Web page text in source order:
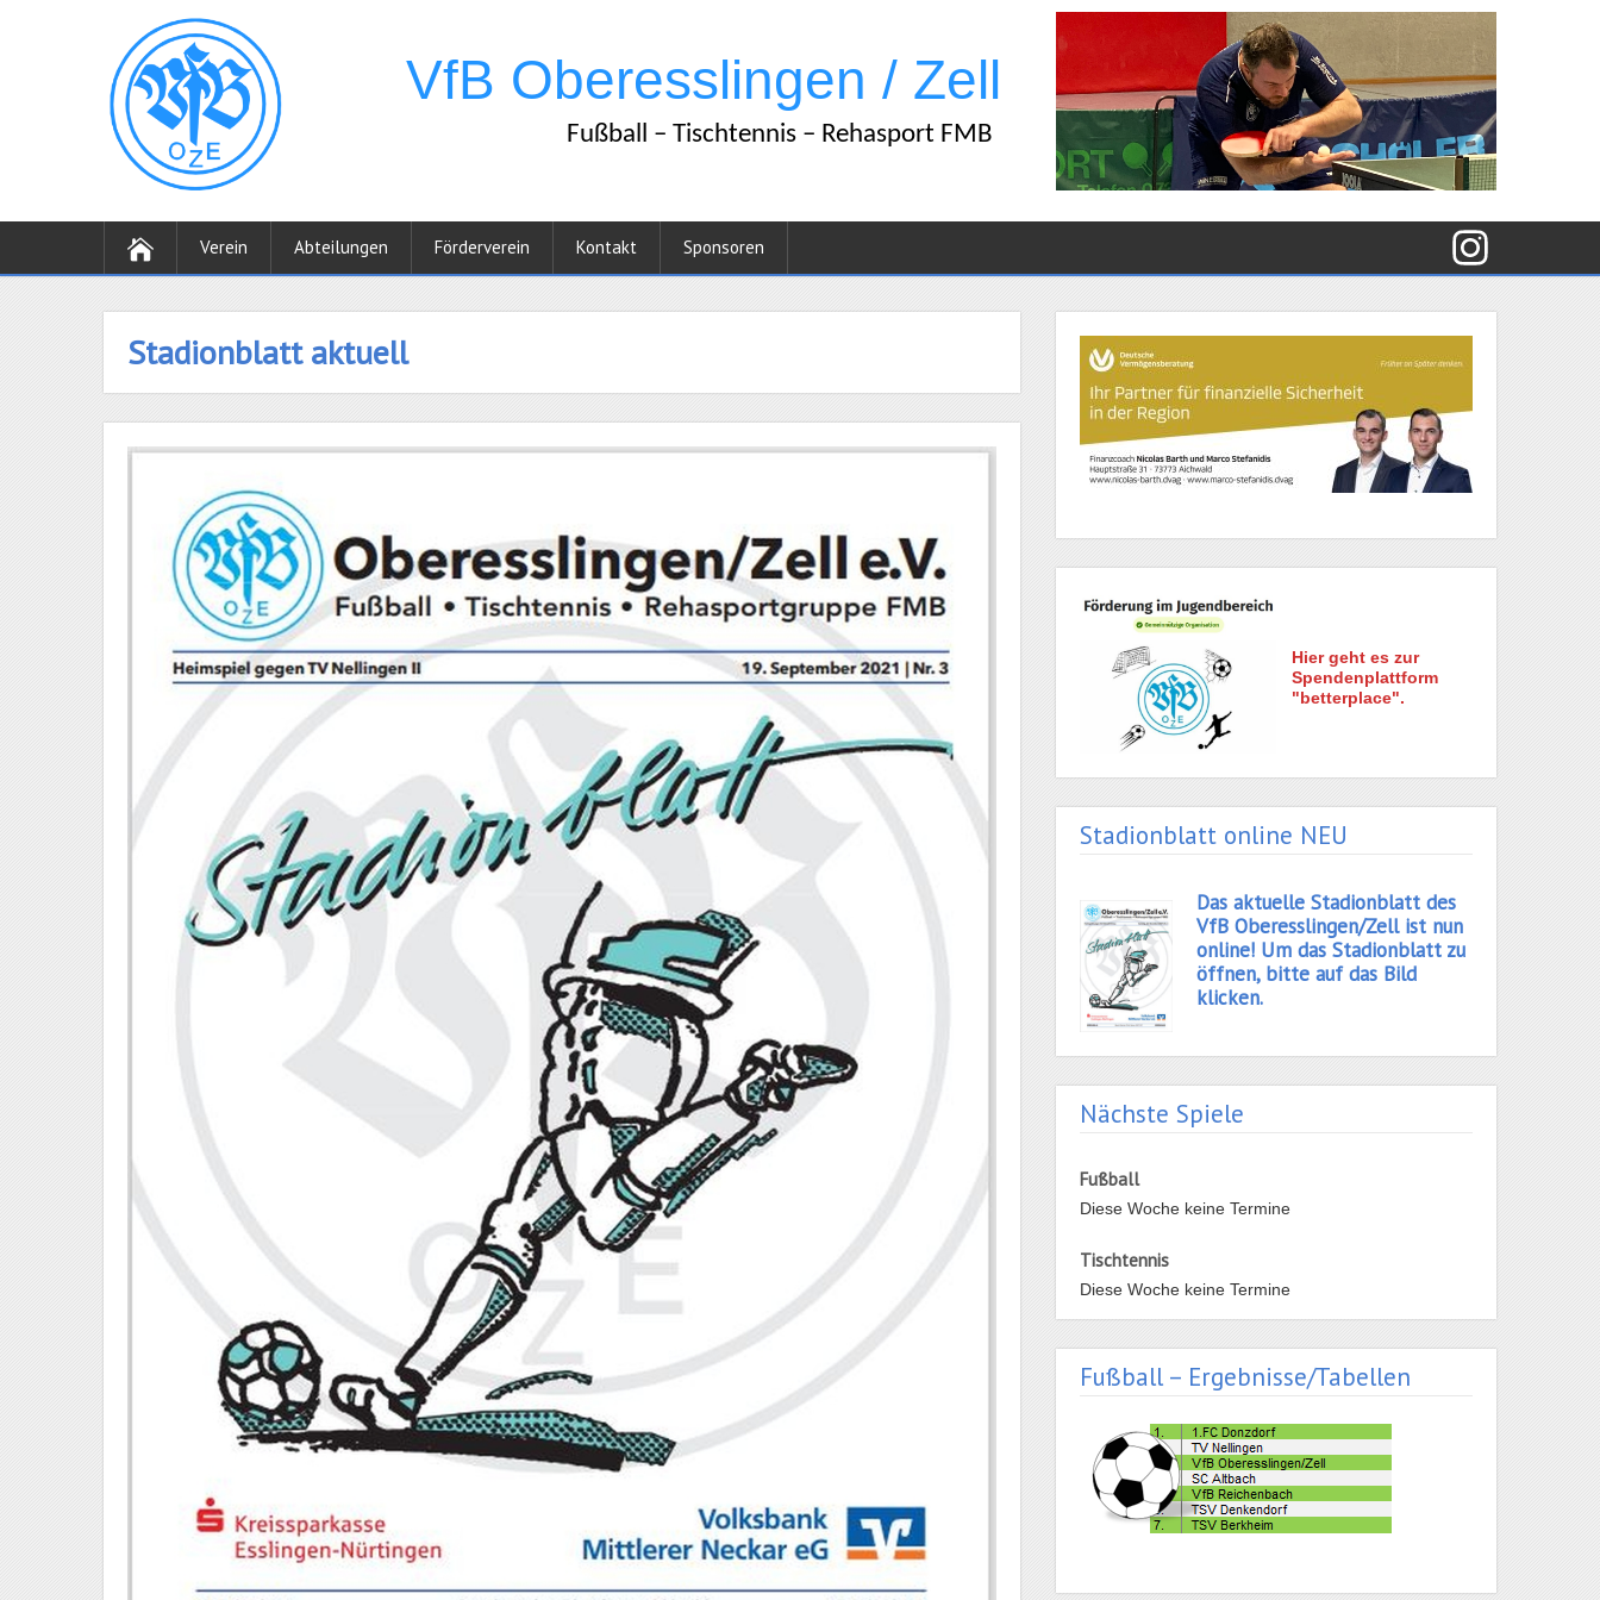
Verein Abteilungen Förderverein Kontakt Sponsoren
Stadionblatt aktuell
Hier geht es zur
Spendenplattform
"betterplace".
Stadionblatt online NEU
Das aktuelle Stadionblatt des
VfB Oberesslingen/Zell ist nun
online! Um das Stadionblatt zu
öffnen, bitte auf das Bild
klicken.
Nächste Spiele
Fußball
Diese Woche keine Termine
Tischtennis
Diese Woche keine Termine
Fußball – Ergebnisse/Tabellen